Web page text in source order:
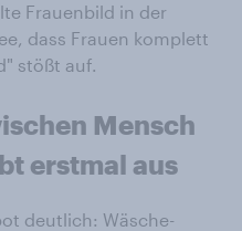
Frauenbild in der
dass Frauen komplett
stößt auf.
Mensch
erstmal aus
deutlich: Wäsche-